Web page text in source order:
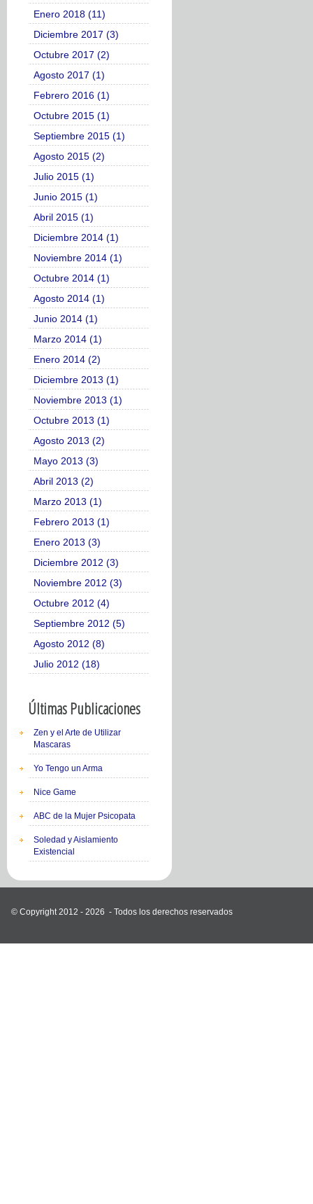
Enero 2018 (11)
Diciembre 2017 (3)
Octubre 2017 (2)
Agosto 2017 (1)
Febrero 2016 (1)
Octubre 2015 (1)
Septiembre 2015 (1)
Agosto 2015 (2)
Julio 2015 (1)
Junio 2015 (1)
Abril 2015 (1)
Diciembre 2014 (1)
Noviembre 2014 (1)
Octubre 2014 (1)
Agosto 2014 (1)
Junio 2014 (1)
Marzo 2014 (1)
Enero 2014 (2)
Diciembre 2013 (1)
Noviembre 2013 (1)
Octubre 2013 (1)
Agosto 2013 (2)
Mayo 2013 (3)
Abril 2013 (2)
Marzo 2013 (1)
Febrero 2013 (1)
Enero 2013 (3)
Diciembre 2012 (3)
Noviembre 2012 (3)
Octubre 2012 (4)
Septiembre 2012 (5)
Agosto 2012 (8)
Julio 2012 (18)
Últimas Publicaciones
Zen y el Arte de Utilizar
Mascaras
Yo Tengo un Arma
Nice Game
ABC de la Mujer Psicopata
Soledad y Aislamiento
Existencial
© Copyright 2012 - 2026 - Todos los derechos reservados